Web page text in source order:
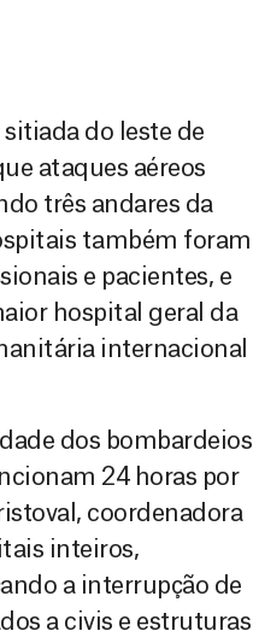
do leste de
ataques aéreos
três andares da
também foram
e pacientes, e
hospital geral da
internacional
dos bombardeios
24 horas por
coordenadora
inteiros,
a interrupção de
a civis e estruturas